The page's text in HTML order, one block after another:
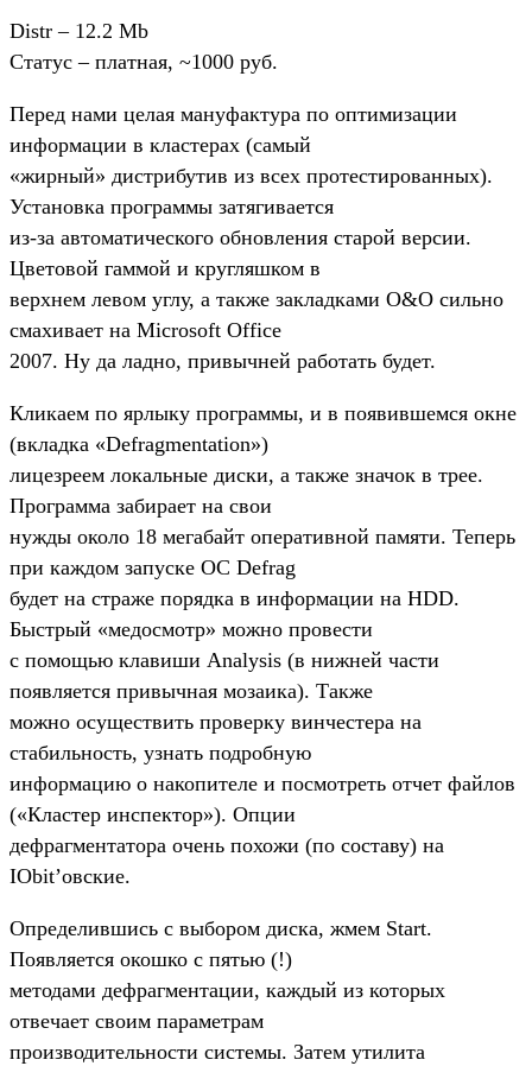
Distr – 12.2 Mb
Статус – платная, ~1000 руб.
Перед нами целая мануфактура по оптимизации
информации в кластерах (самый
«жирный» дистрибутив из всех протестированных).
Установка программы затягивается
из-за автоматического обновления старой версии.
Цветовой гаммой и кругляшком в
верхнем левом углу, а также закладками O&O сильно
смахивает на Microsoft Office
2007. Ну да ладно, привычней работать будет.
Кликаем по ярлыку программы, и в появившемся окне
(вкладка «Defragmentation»)
лицезреем локальные диски, а также значок в трее.
Программа забирает на свои
нужды около 18 мегабайт оперативной памяти. Теперь
при каждом запуске ОС Defrag
будет на страже порядка в информации на HDD.
Быстрый «медосмотр» можно провести
с помощью клавиши Analysis (в нижней части
появляется привычная мозаика). Также
можно осуществить проверку винчестера на
стабильность, узнать подробную
информацию о накопителе и посмотреть отчет файлов
(«Кластер инспектор»). Опции
дефрагментатора очень похожи (по составу) на
IObit’овские.
Определившись с выбором диска, жмем Start.
Появляется окошко с пятью (!)
методами дефрагментации, каждый из которых
отвечает своим параметрам
производительности системы. Затем утилита